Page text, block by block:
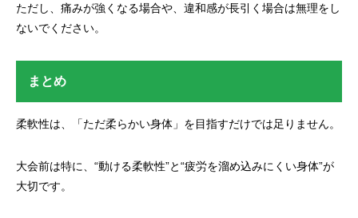
ただし、痛みが強くなる場合や、違和感が長引く場合は無理をし
ないでください。
まとめ
柔軟性は、「ただ柔らかい身体」を目指すだけでは足りません。
大会前は特に、“動ける柔軟性”と“疲労を溜め込みにくい身体”が
大切です。